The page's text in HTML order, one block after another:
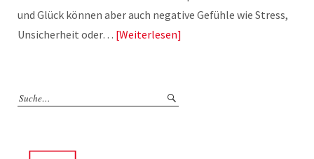
und Glück können aber auch negative Gefühle wie Stress,
Unsicherheit oder… Weiterlesen